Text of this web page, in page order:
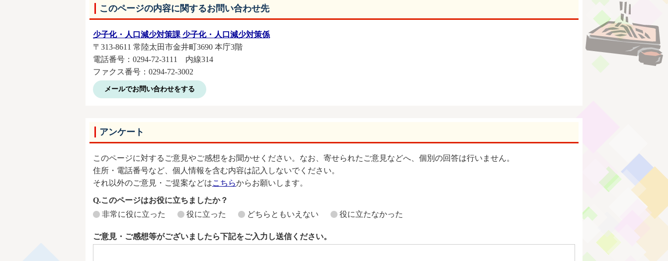
このページの内容に関するお問い合わせ先
少子化・人口減少対策課 少子化・人口減少対策係
〒313-8611 常陸太田市金井町3690 本庁3階
電話番号：0294-72-3111 内線314
ファクス番号：0294-72-3002
メールでお問い合わせをする
アンケート
このページに対するご意見やご感想をお聞かせください。なお、寄せられたご意見などへ、個別の回答は行いません。
住所・電話番号など、個人情報を含む内容は記入しないでください。
それ以外のご意見・ご提案などはこちらからお願いします。
Q.このページはお役に立ちましたか？
非常に役に立った
役に立った どちらともいえない 役に立たなかった
ご意見・ご感想等がございましたら下記をご入力し送信ください。